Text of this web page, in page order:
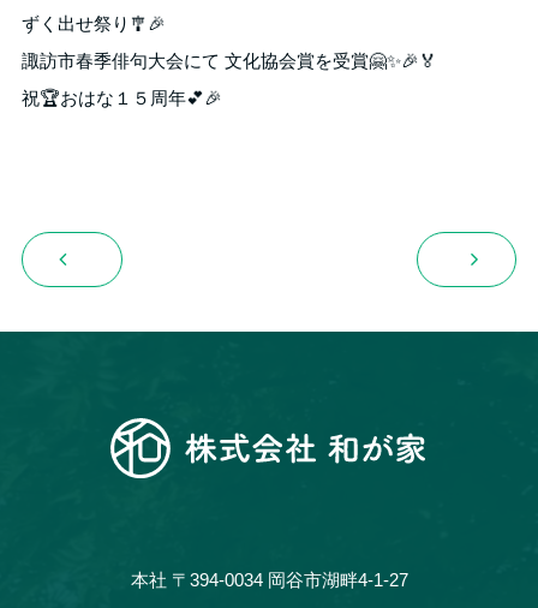
ずく出せ祭り🎐🎉
諏訪市春季俳句大会にて 文化協会賞を受賞🤗✨🎉🏅
祝🏆おはな１５周年💕🎉
本社 〒394-0034 岡谷市湖畔4-1-27